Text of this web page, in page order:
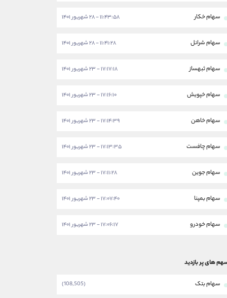
سهام خکار ۱۱:۴۳:۵۸ - ۲۸ شهریور ۱۴۰۱
سهام شرانل ۱۱:۴۱:۲۸ - ۲۸ شهریور ۱۴۰۱
سهام ثبهساز ۱۷:۱۷:۱۸ - ۲۳ شهریور ۱۴۰۱
سهام خپویش ۱۷:۱۶:۱۰ - ۲۳ شهریور ۱۴۰۱
سهام خاهن ۱۷:۱۴:۳۹ - ۲۳ شهریور ۱۴۰۱
سهام چافست ۱۷:۱۳:۳۵ - ۲۳ شهریور ۱۴۰۱
سهام جوین ۱۷:۱۱:۲۸ - ۲۳ شهریور ۱۴۰۱
سهام بمپنا ۱۷:۰۷:۴۰ - ۲۳ شهریور ۱۴۰۱
سهام خودرو ۱۷:۰۶:۱۷ - ۲۳ شهریور ۱۴۰۱
های پر بازدید
سهام بتک (108,505)